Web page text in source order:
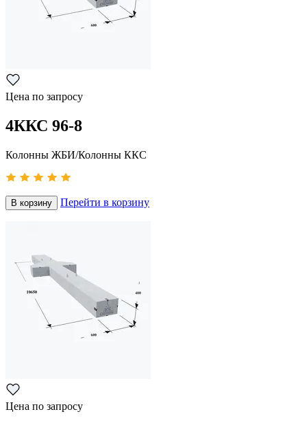
Цена по запросу
4ККС 96-8
Колонны ЖБИ/Колонны ККС
В корзину Перейти в корзину
Цена по запросу